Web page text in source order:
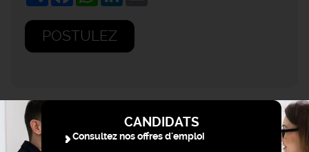
POSTULEZ
CANDIDATS
Consultez nos offres d'emploi